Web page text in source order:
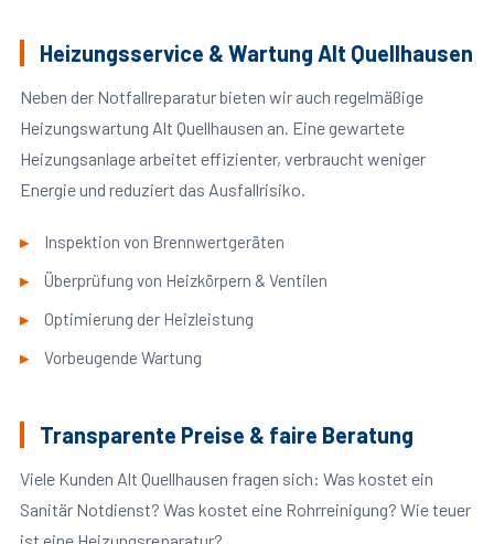
Heizungsservice & Wartung Alt Quellhausen
Neben der Notfallreparatur bieten wir auch regelmäßige
Heizungswartung Alt Quellhausen an. Eine gewartete
Heizungsanlage arbeitet effizienter, verbraucht weniger
Energie und reduziert das Ausfallrisiko.
Inspektion von Brennwertgeräten
Überprüfung von Heizkörpern & Ventilen
Optimierung der Heizleistung
Vorbeugende Wartung
Transparente Preise & faire Beratung
Viele Kunden Alt Quellhausen fragen sich: Was kostet ein
Sanitär Notdienst? Was kostet eine Rohrreinigung? Wie teuer